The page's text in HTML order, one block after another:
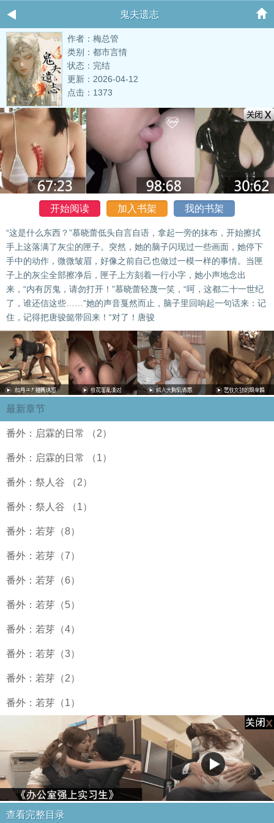
鬼夫遗志
作者：梅总管
类别：都市言情
状态：完结
更新：2026-04-12
点击：1373
开始阅读 加入书架 我的书架
“这是什么东西？”慕晓蕾低头自言自语，拿起一旁的抹布，开始擦拭
手上这落满了灰尘的匣子。突然，她的脑子闪现过一些画面，她停下
手中的动作，微微皱眉，好像之前自己也做过一模一样的事情。当匣
子上的灰尘全部擦净后，匣子上方刻着一行小字，她小声地念出
来，“内有厉鬼，请勿打开！”慕晓蕾轻蔑一笑，“呵，这都二十一世纪
了，谁还信这些……”她的声音戛然而止，脑子里回响起一句话来：记
住，记得把唐骏懿带回来！“对了！唐骏
最新章节
番外：启霖的日常 （2）
番外：启霖的日常 （1）
番外：祭人谷 （2）
番外：祭人谷 （1）
番外：若芽（8）
番外：若芽（7）
番外：若芽（6）
番外：若芽（5）
番外：若芽（4）
番外：若芽（3）
番外：若芽（2）
番外：若芽（1）
查看完整目录